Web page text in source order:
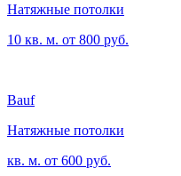
Натяжные потолки
10 кв. м. от 800 руб.
Bauf
Натяжные потолки
кв. м. от 600 руб.